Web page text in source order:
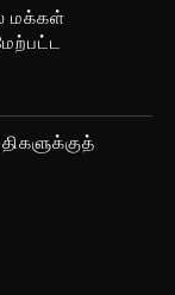
மக்கள்